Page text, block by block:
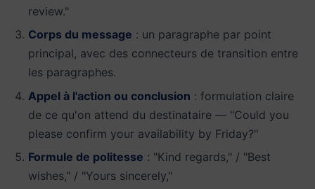
review."
Corps du message : un paragraphe par point
principal, avec des connecteurs de transition entre
les paragraphes.
Appel à l'action ou conclusion : formulation claire
de ce qu'on attend du destinataire — "Could you
please confirm your availability by Friday?"
Formule de politesse : "Kind regards," / "Best
wishes," / "Yours sincerely,"